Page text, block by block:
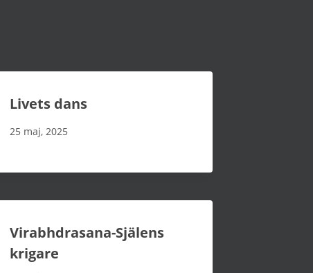
Livets dans
25 maj, 2025
Virabhdrasana-Själens
krigare